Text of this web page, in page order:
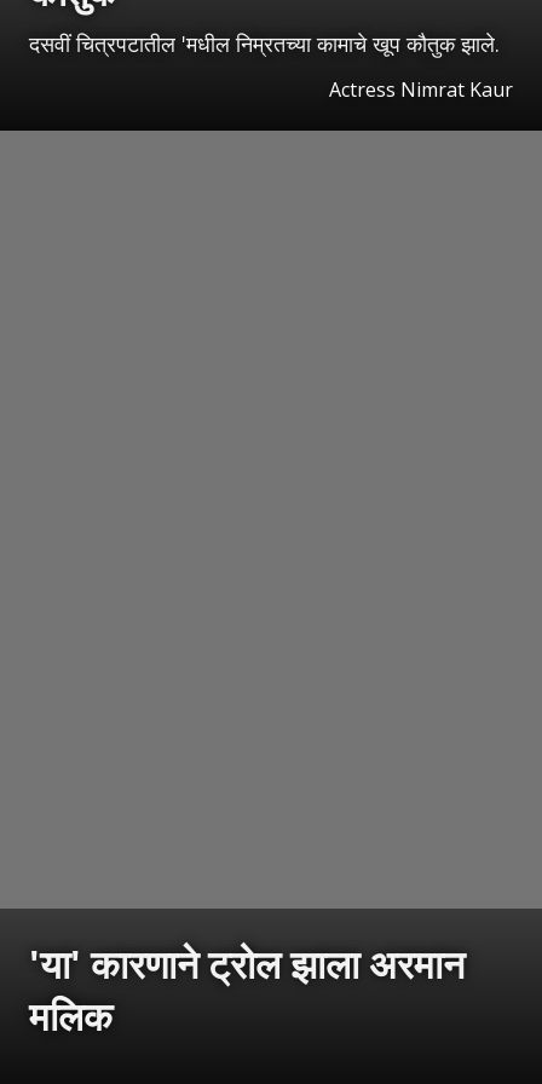
दसवीं चित्रपटातील 'मधील निम्रतच्या कामाचे खूप कौतुक झाले.
Actress Nimrat Kaur
'या' कारणाने ट्रोल झाला अरमान
मलिक